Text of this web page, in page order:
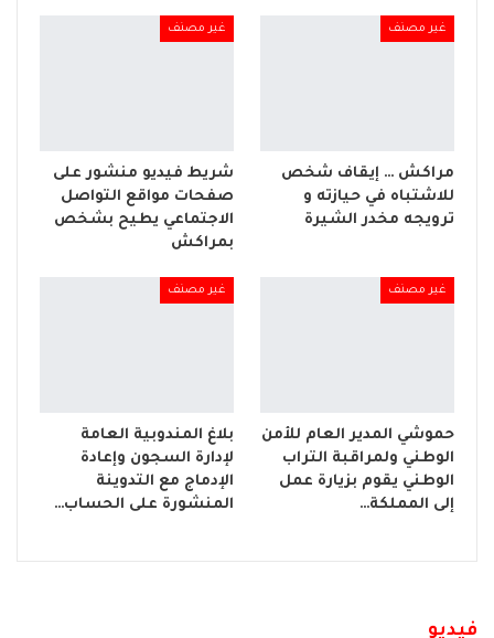
غير مصنف
مراكش … إيقاف شخص
للاشتباه في حيازته و
ترويجه مخدر الشيرة
غير مصنف
شريط فيديو منشور على
صفحات مواقع التواصل
الاجتماعي يطيح بشخص
بمراكش
غير مصنف
حموشي المدير العام للأمن
الوطني ولمراقبة التراب
الوطني يقوم بزيارة عمل
إلى المملكة…
غير مصنف
بلاغ المندوبية العامة
لإدارة السجون وإعادة
الإدماج مع التدوينة
المنشورة على الحساب…
فيديو